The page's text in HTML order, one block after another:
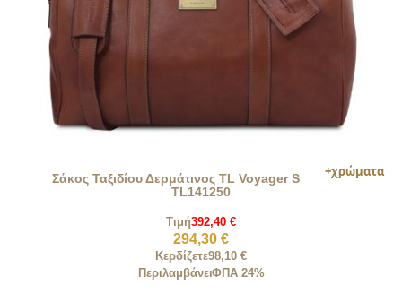
Σάκος Ταξιδίου Δερμάτινος TL Voyager S
TL141250
Τιμή392,40 €
294,30 €
Κερδίζετε98,10 €
ΠεριλαμβάνειΦΠΑ 24%